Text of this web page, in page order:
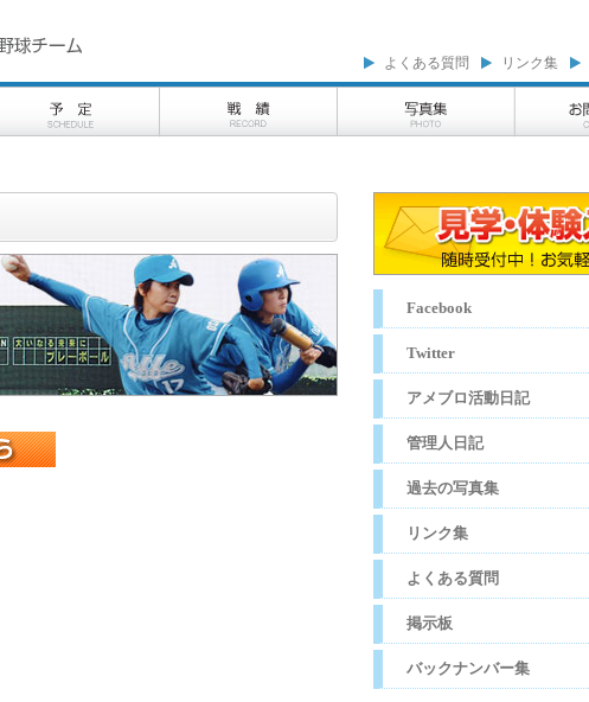
よくある質問 リンク集
Facebook
Twitter
アメブロ活動日記
管理人日記
過去の写真集
リンク集
よくある質問
掲示板
バックナンバー集